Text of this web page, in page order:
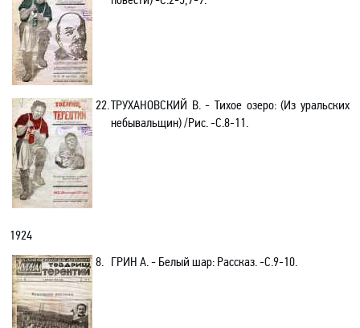
22.ТРУХАНОВСКИЙ В.- Тихое озеро: (Из уральских
небывальщин) /Рис. -C.8-11.
1924
8. ГРИН А.- Белый шар: Рассказ. -С.9-10.